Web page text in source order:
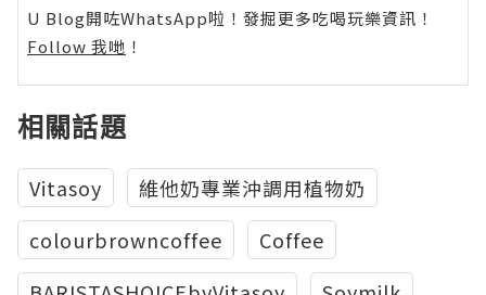
U Blog開咗WhatsApp啦！發掘更多吃喝玩樂資訊！
Follow 我哋 ！
相關話題
Vitasoy
維他奶專業沖調用植物奶
colourbrowncoffee
Coffee